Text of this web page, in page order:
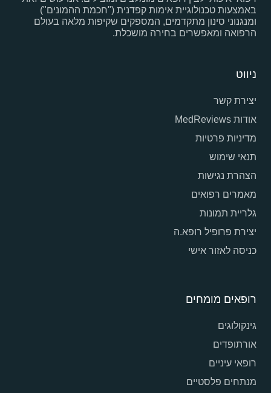
באמצעות טכנולוגיית אימות קפדנית ("חכמת ההמונים")
ומנגנוני סינון מתקדמים, המספקים שקיפות מלאה בעולם
הרפואה ומאפשרים בחירה מושכלת.
ניווט
יצירת קשר
אודות MedReviews
מדיניות פרטיות
תנאי שימוש
הצהרת נגישות
מאמרים רפואים
גלריית תמונות
יצירת פרופיל רופא.ה
כניסה לאזור אישי
רופאים מומחים
גינקולוגים
אורתופדים
רופאי עיניים
מנתחים פלסטיים